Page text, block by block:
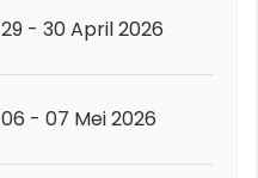
29 - 30 April 2026
06 - 07 Mei 2026